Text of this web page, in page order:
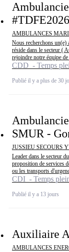
#TDFE2026
AMBULANCES
Nous recherchons un(e)
réside dans le secteur (
rejoindre notre équipe
CDD - Temps
Publié il y a plus de 30
SMUR -
JUSSIEU SECOURS
Leader dans le secteur
proposition de services
ou les transports
CDI - Temps
Publié il y a 13 jours
Auxiliaire
AMBULANCES